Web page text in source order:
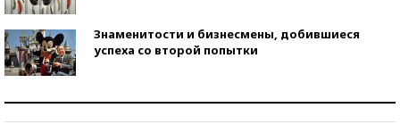
Знаменитости и бизнесмены, добившиеся
успеха со второй попытки